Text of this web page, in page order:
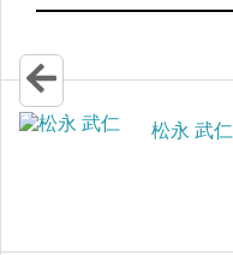
松永 武仁